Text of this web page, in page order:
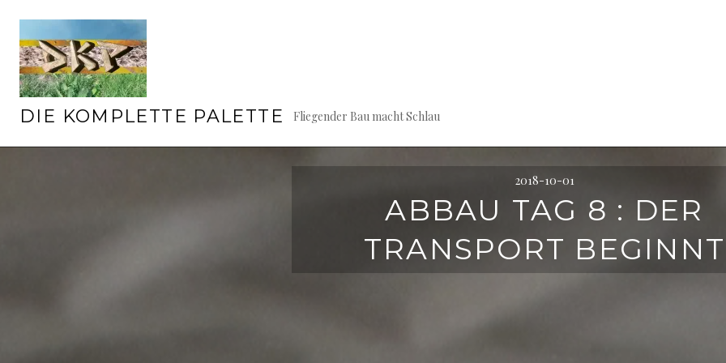
Inhalt
DIE KOMPLETTE PALETTE Fliegender Bau macht Schlau
2018-10-01
ABBAU TAG 8 : DER
TRANSPORT BEGINNT